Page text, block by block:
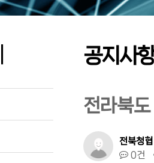
공지사
전라북
전북청협
0건